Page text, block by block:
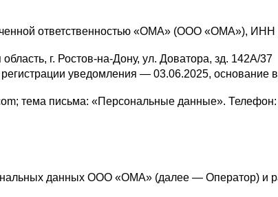
ответственностью «ОМА» (ООО «ОМА»),
г. Ростов-на-Дону, ул. Доватора, зд. 142А/37
уведомления — 03.06.2025,
тема письма: «Персональные данные».
данных ООО «ОМА» (далее — Оператор) и